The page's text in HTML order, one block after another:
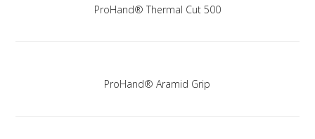
ProHand® Thermal Cut 500
ProHand® Aramid Grip